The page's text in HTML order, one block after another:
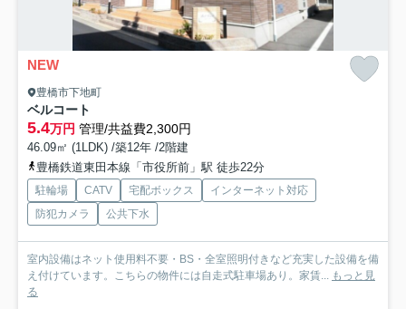
NEW
豊橋市下地町
ベルコート
5.4万円 管理/共益費2,300円
46.09㎡ (1LDK) /築12年 /2階建
豊橋鉄道東田本線「市役所前」駅 徒歩22分
駐輪場 CATV 宅配ボックス
インターネット対応
防犯カメラ
公共下水
室内設備はネット使用料不要・BS・全室照明付きなど充実した設備を備
え付けています。こちらの物件には自走式駐車場あり。家賃...
もっと見
る